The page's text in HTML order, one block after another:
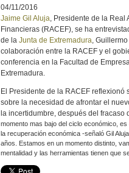
04/11/2016
Jaime Gil Aluja , Presidente de la
Financieras (RACEF), se ha
de la Junta de Extremadura ,
colaboración entre la RACEF y el
conferencia en la Facultad de
Extremadura.
El Presidente de la RACEF
sobre la necesidad de afrontar el
la incertidumbre, después del fracaso
momento mas bajo del ciclo económico,
la recuperación económica -señaló Gil
años. Estamos en un momento distinto,
mentalidad y las herramientas tienen que